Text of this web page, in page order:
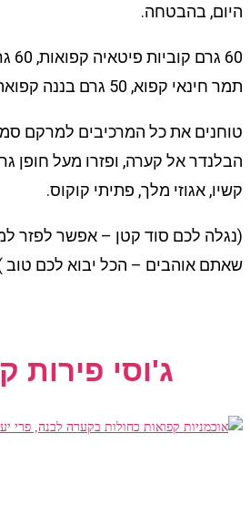
היום, בהבטחה.
תמר חינאי קפוא, 50 גרם בננה קפואה וחצי כוס חלב סויה.
טוחנים את כל המרכיבים למרקם
הבלנדר אל קערה, ופזרו מעל חופן
קשיו, אגוזי מלך, פתיתי קוקוס.
(נגלה לכם סוד קטן – אפשר לפזר
שאתם אוהבים – הכל יבוא לכם טוב )
ג'וסי פירות